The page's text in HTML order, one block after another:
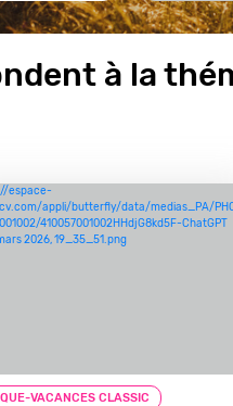
à la
VACANCES CLASSIC